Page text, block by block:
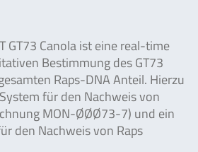
GT73 Canola ist eine real-time
Bestimmung des GT73
Raps-DNA Anteil. Hierzu
für den Nachweis von
MON-ØØØ73-7) und ein
den Nachweis von Raps